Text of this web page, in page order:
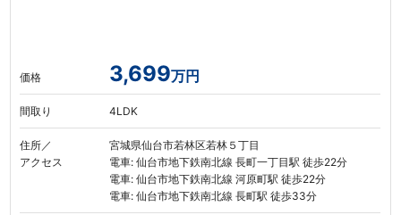
価格 3,699万円
間取り 4LDK
住所／
アクセス
宮城県仙台市若林区若林５丁目
電車: 仙台市地下鉄南北線 長町一丁目駅 徒歩22分
電車: 仙台市地下鉄南北線 河原町駅 徒歩22分
電車: 仙台市地下鉄南北線 長町駅 徒歩33分